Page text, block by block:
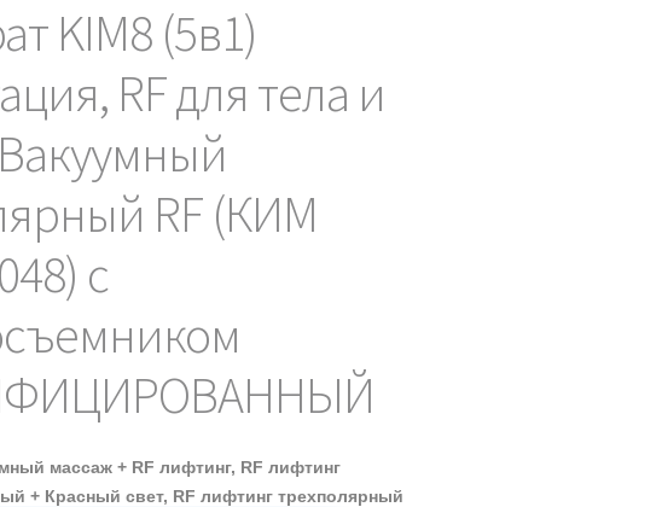
KIM8 (5в1)
RF для тела и
RF (КИМ
с
массаж + RF лифтинг, RF лифтинг
+ Красный свет, RF лифтинг трехполярный